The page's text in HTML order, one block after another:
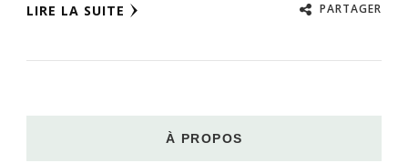
LIRE LA SUITE PARTAGER
À PROPOS